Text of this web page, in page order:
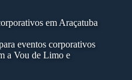
em Araçatuba
eventos corporativos
a Vou de Limo e